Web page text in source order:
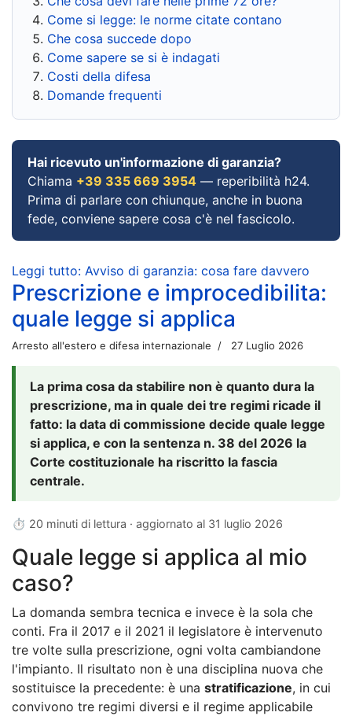
Come si legge: le norme citate contano
Che cosa succede dopo
Come sapere se si è indagati
Costi della difesa
Domande frequenti
Hai ricevuto un'informazione di garanzia?
Chiama +39 335 669 3954 — reperibilità h24.
Prima di parlare con chiunque, anche in buona
fede, conviene sapere cosa c'è nel fascicolo.
Leggi tutto: Avviso di garanzia: cosa fare davvero
Prescrizione e improcedibilita:
quale legge si applica
Arresto all'estero e difesa internazionale 27 Luglio 2026
La prima cosa da stabilire non è quanto dura la
prescrizione, ma in quale dei tre regimi ricade il
fatto: la data di commissione decide quale legge
si applica, e con la sentenza n. 38 del 2026 la
Corte costituzionale ha riscritto la fascia
centrale.
⏱ 20 minuti di lettura · aggiornato al 31 luglio 2026
Quale legge si applica al mio
caso?
La domanda sembra tecnica e invece è la sola che
conti. Fra il 2017 e il 2021 il legislatore è intervenuto
tre volte sulla prescrizione, ogni volta cambiandone
l'impianto. Il risultato non è una disciplina nuova che
sostituisce la precedente: è una stratificazione, in cui
convivono tre regimi diversi e il regime applicabile